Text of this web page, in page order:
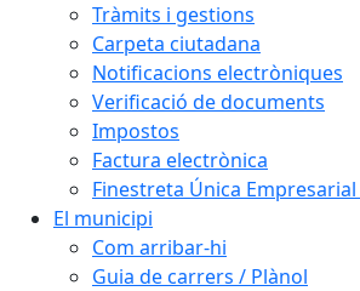
Tràmits i gestions
Carpeta ciutadana
Notificacions electròniques
Verificació de documents
Impostos
Factura electrònica
Finestreta Única Empresarial
El municipi
Com arribar-hi
Guia de carrers / Plànol